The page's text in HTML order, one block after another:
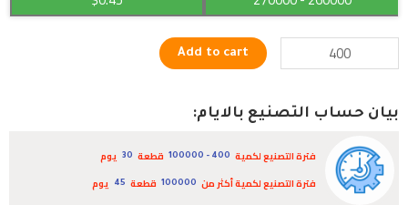
Add to cart
بيان حساب التصنيع بالايام:
فترة التصنيع لكمية 400 - 100000 قطعة 30
يوم
فترة التصنيع لكمية أكثر من
100000 قطعة 45 يوم